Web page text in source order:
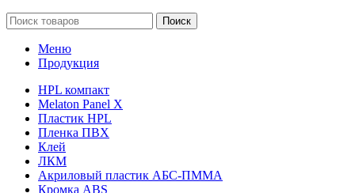
Поиск
Меню
Продукция
HPL компакт
Melaton Panel X
Пластик HPL
Пленка ПВХ
Клей
ЛКМ
Акриловый пластик АБС-ПММА
Кромка ABS